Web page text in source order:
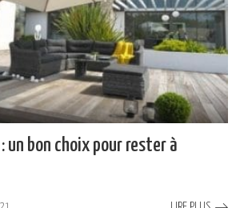
un bon choix pour rester à